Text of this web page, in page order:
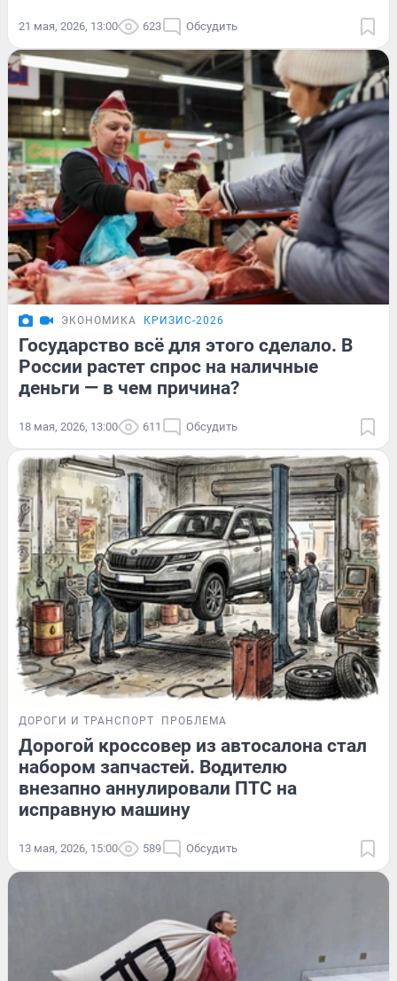
21 мая, 2026, 13:00 623 Обсудить
ЭКОНОМИКА КРИЗИС-2026
Государство всё для этого сделало. В
России растет спрос на наличные
деньги — в чем причина?
18 мая, 2026, 13:00 611 Обсудить
ДОРОГИ И ТРАНСПОРТ ПРОБЛЕМА
Дорогой кроссовер из автосалона стал
набором запчастей. Водителю
внезапно аннулировали ПТС на
исправную машину
13 мая, 2026, 15:00 589 Обсудить